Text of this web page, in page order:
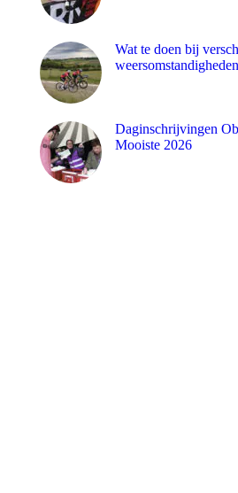
Wat te doen bij
Daginschrijvingen
Mooiste 2026